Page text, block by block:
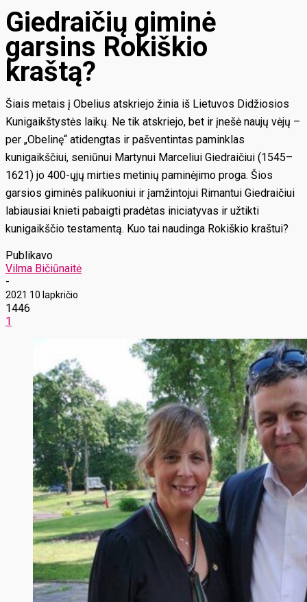
Giedraičių giminė
garsins Rokiškio
kraštą?
Šiais metais į Obelius atskriejo žinia iš Lietuvos Didžiosios
Kunigaikštystės laikų. Ne tik atskriejo, bet ir įnešė naujų vėjų –
per „Obelinę“ atidengtas ir pašventintas paminklas
kunigaikščiui, seniūnui Martynui Marceliui Giedraičiui (1545–
1621) jo 400-ųjų mirties metinių paminėjimo proga. Šios
garsios giminės palikuoniui ir įamžintojui Rimantui Giedraičiui
labiausiai knieti pabaigti pradėtas iniciatyvas ir užtikti
kunigaikščio testamentą. Kuo tai naudinga Rokiškio kraštui?
Publikavo
Vilma Bičiūnaitė
-
2021 10 lapkričio
1446
1